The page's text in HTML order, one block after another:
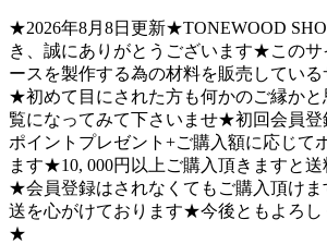
★2026年8月8日更新★TONEWOOD
き、誠にありがとうございます★この
ースを製作する為の材料を販売してい
★初めて目にされた方も何かのご縁か
覧になってみて下さいませ★初回会員登
ポイントプレゼント+ご購入額に応じて
ます★10, 000円以上ご購入頂きますと
★会員登録はされなくてもご購入頂け
送を心がけております★今後ともよろし
★